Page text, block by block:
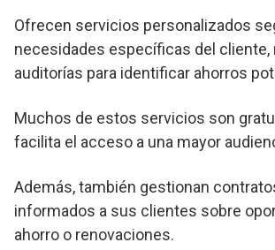
Ofrecen servicios personalizados
necesidades específicas del cliente,
auditorías para identificar ahorros
Muchos de estos servicios son
facilita el acceso a una mayor
Además, también gestionan
informados a sus clientes sobre
ahorro o renovaciones.